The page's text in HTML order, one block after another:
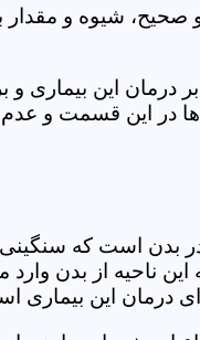
شیوه و مقدار
بر درمان این
در این قسمت و
است که سنگینی
ناحیه از بدن
درمان این بیماری